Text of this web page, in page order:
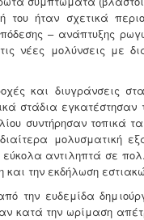
του ήταν σχετικά
– ανάπτυξης
νέες μολύνσεις με
και διυγράνσεις
στάδια εγκατέστησαν
συντήρησαν τοπικά
μολυσματική
αντιληπτά σε
και την εκδήλωση
την ευδεμίδα
κατά την ωρίμαση